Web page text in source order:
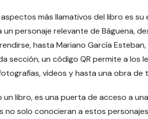
más llamativos del libro es
personaje relevante de Báguena,
hasta Mariano García
sección, un código QR permite a
vídeos y hasta una obra
un libro, es una puerta de acceso a
no solo conocieran a estos